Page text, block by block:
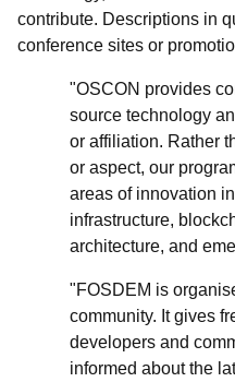
contribute. Descriptions in
conference sites or
"OSCON provides
source technology
or affiliation. Rather
or aspect, our
areas of innovation
infrastructure,
architecture, and
"FOSDEM is
community. It gives
developers and
informed about the